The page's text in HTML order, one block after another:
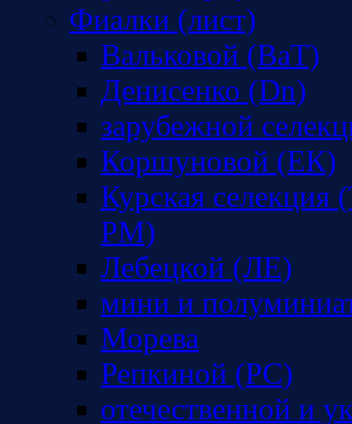
Фиалки (лист)
Вальковой (ВаТ)
Денисенко (Dn)
зарубежной
Коршуновой (ЕК)
Курская
РМ)
Лебецкой (ЛЕ)
мини и
Морева
Репкиной (РС)
отечественной и